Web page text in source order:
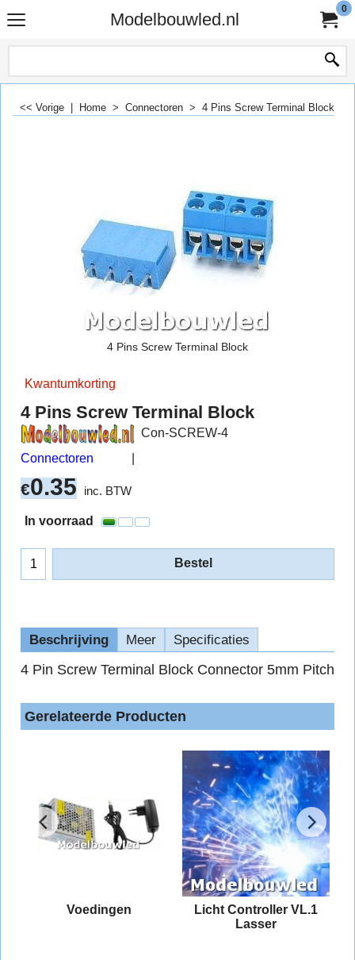
Modelbouwled.nl
0
<< Vorige Home > Connectoren > 4 Pins Screw Terminal Block
4 Pins Screw Terminal Block
Kwantumkorting
4 Pins Screw Terminal Block
Connectoren
Con-SCREW-4
€0.35 inc. BTW
In voorraad
Bestel
Beschrijving Meer Specificaties
4 Pin Screw Terminal Block Connector 5mm Pitch
Gerelateerde Producten
Voedingen
Licht Controller VL.1
Lasser